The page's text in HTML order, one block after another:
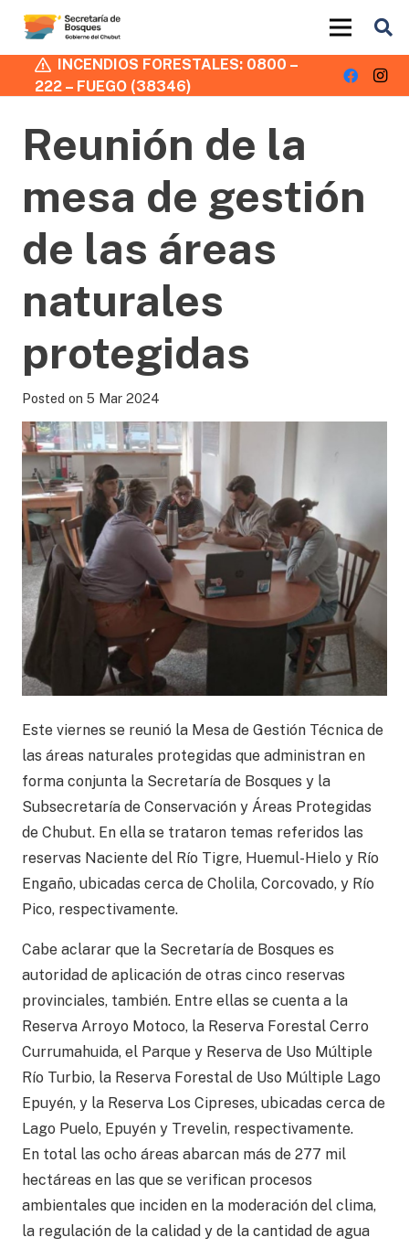
INCENDIOS FORESTALES: 0800 –
222 – FUEGO (38346)
Reunión de la
mesa de gestión
de las áreas
naturales
protegidas
Posted on 5 Mar 2024
Este viernes se reunió la Mesa de Gestión Técnica de
las áreas naturales protegidas que administran en
forma conjunta la Secretaría de Bosques y la
Subsecretaría de Conservación y Áreas Protegidas
de Chubut. En ella se trataron temas referidos las
reservas Naciente del Río Tigre, Huemul-Hielo y Río
Engaño, ubicadas cerca de Cholila, Corcovado, y Río
Pico, respectivamente.
Cabe aclarar que la Secretaría de Bosques es
autoridad de aplicación de otras cinco reservas
provinciales, también. Entre ellas se cuenta a la
Reserva Arroyo Motoco, la Reserva Forestal Cerro
Currumahuida, el Parque y Reserva de Uso Múltiple
Río Turbio, la Reserva Forestal de Uso Múltiple Lago
Epuyén, y la Reserva Los Cipreses, ubicadas cerca de
Lago Puelo, Epuyén y Trevelin, respectivamente.
En total las ocho áreas abarcan más de 277 mil
hectáreas en las que se verifican procesos
ambientales que inciden en la moderación del clima,
la regulación de la calidad y de la cantidad de agua